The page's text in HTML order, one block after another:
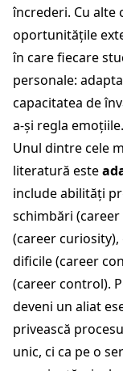
încrederi. Cu alte
oportunitățile
în care fiecare
personale:
capacitatea de
a-și regla emoțiile.
Unul dintre cele
literatură este
include abilități
schimbări
(career
dificile (career
(career control).
deveni un aliat
privească
unic, ci ca pe o